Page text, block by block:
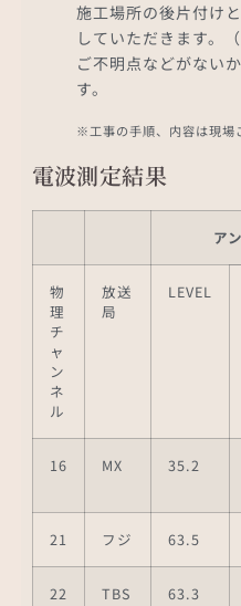
施工場所の後片付け
していただきます。
ご不明点などがない
す。
※工事の手順、内容は現場
電波測定結果
ア
物
理
チ
ャ
ン
ネ
ル
放送
局
LEVEL
16 MX 35.2
21 フジ 63.5
22 TBS 63.3